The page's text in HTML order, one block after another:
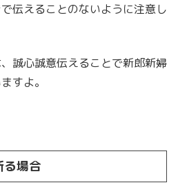
伝えることのないように注意し
誠心誠意伝えることで新郎新婦
すよ。
場合